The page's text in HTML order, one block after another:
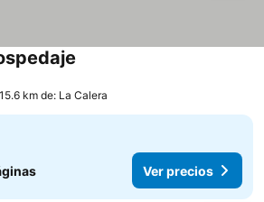
km de: La Calera
Ver precios